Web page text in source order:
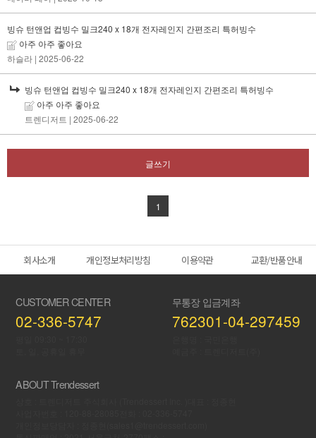
빙슈 턴앤업 컵빙수 밀크240 x 18개 전자레인지 간편조리 특허빙수
아주 아주 좋아요
하슬라 | 2025-06-22
빙슈 턴앤업 컵빙수 밀크240 x 18개 전자레인지 간편조리 특허빙수
아주 아주 좋아요
트렌디저트 | 2025-06-22
글쓰기
1
회사소개 개인정보처리방침 이용약관 교환/반품안내
CUSTOMER CENTER
02-336-5747
무통장 입금계좌
762301-04-297459
ABOUT Trendessert